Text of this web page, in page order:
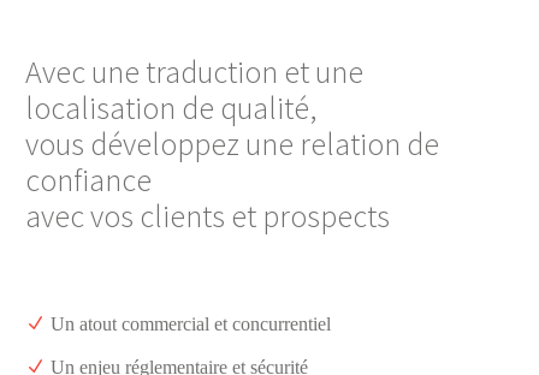
Avec une traduction et une
localisation de qualité,
vous développez une relation de
confiance
avec vos clients et prospects
Un atout commercial et concurrentiel
Un enjeu réglementaire et sécurité